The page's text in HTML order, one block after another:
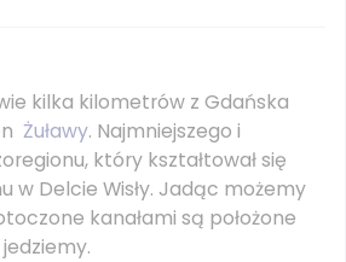
kilka kilometrów z Gdańska
Żuławy. Najmniejszego i
który kształtował się
w Delcie Wisły. Jadąc możemy
kanałami są położone